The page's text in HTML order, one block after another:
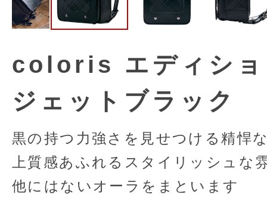
coloris エディシ
ジェットブラック
黒の持つ力強さを見せつける精悍
上質感あふれるスタイリッシュな
他にはないオーラをまといます